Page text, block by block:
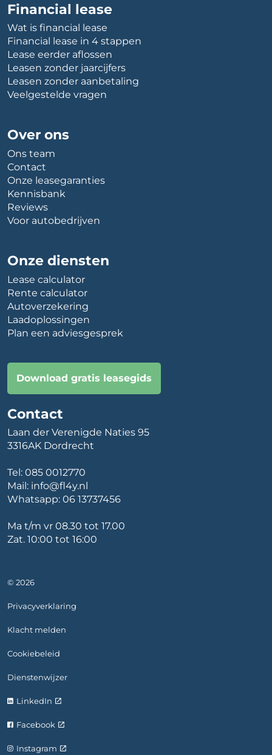
Financial lease
Wat is financial lease
Financial lease in 4 stappen
Lease eerder aflossen
Leasen zonder jaarcijfers
Leasen zonder aanbetaling
Veelgestelde vragen
Over ons
Ons team
Contact
Onze leasegaranties
Kennisbank
Reviews
Voor autobedrijven
Onze diensten
Lease calculator
Rente calculator
Autoverzekering
Laadoplossingen
Plan een adviesgesprek
Download gratis leasegids
Contact
Laan der Verenigde Naties 95
3316AK Dordrecht
Tel: 085 0012770
Mail: info@fl4y.nl
Whatsapp: 06 13737456
Ma t/m vr 08.30 tot 17.00
Zat. 10:00 tot 16:00
© 2026
Privacyverklaring
Klacht melden
Cookiebeleid
Dienstenwijzer
LinkedIn
Facebook
Instagram